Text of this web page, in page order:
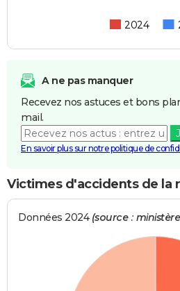
2024
A ne pas manquer
Recevez nos astuces et bons
mail.
En savoir plus sur notre politique de
Victimes d'accidents de la
Données 2024 (source :